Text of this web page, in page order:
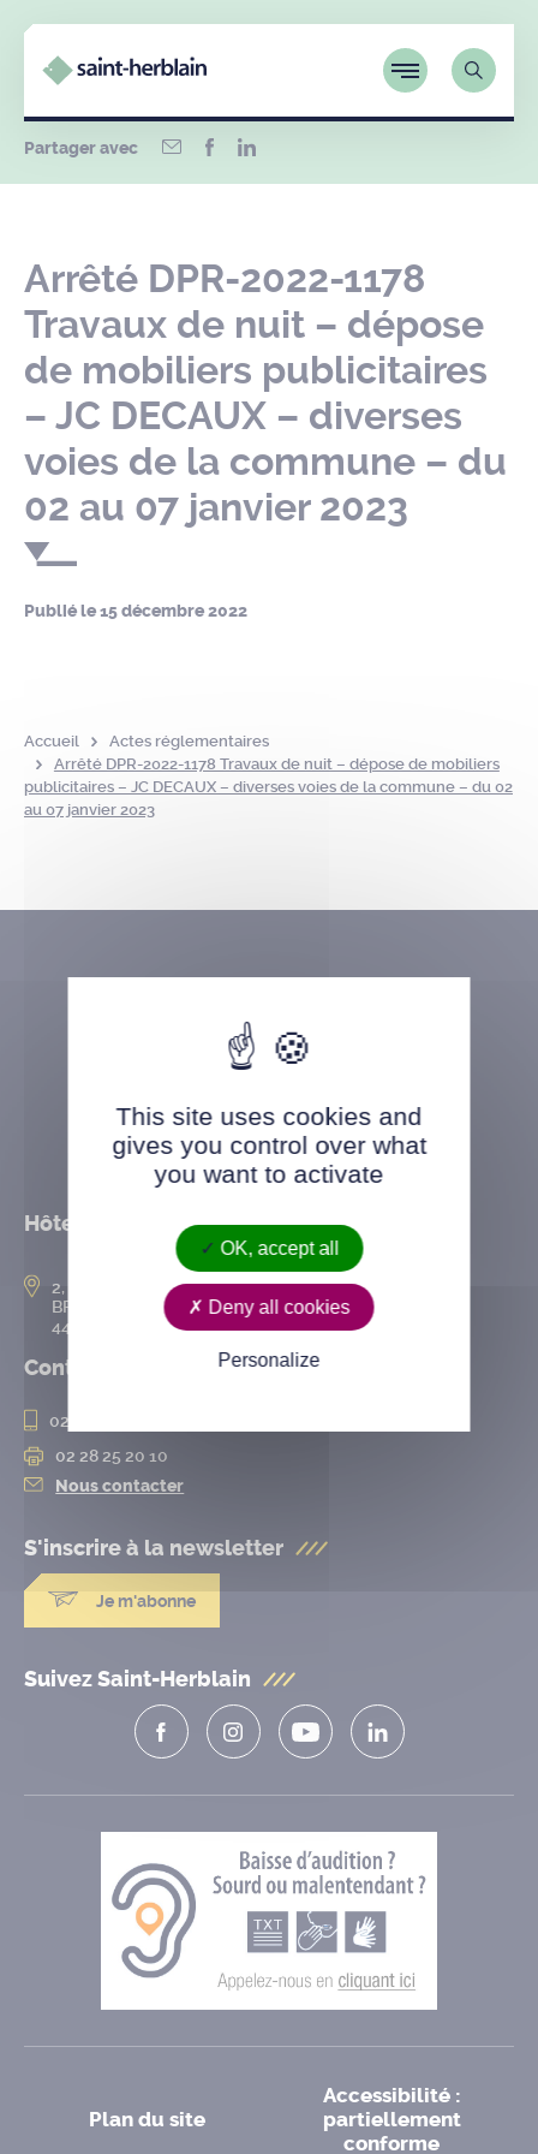
Partager avec
Arrêté DPR-2022-1178
Travaux de nuit – dépose
de mobiliers publicitaires
– JC DECAUX – diverses
voies de la commune – du
02 au 07 janvier 2023
Publié le15 décembre 2022
Accueil
Actes réglementaires
Arrêté DPR-2022-1178 Travaux de nuit – dépose de mobiliers
publicitaires – JC DECAUX – diverses voies de la commune – du 02
au 07 janvier 2023
Hôtel de ville
2, rue de l’Hôtel-de-Ville
BP 50167
44802 Saint-Herblain cedex
Contact
02 28 25 20 00
02 28 25 20 10
Nous contacter
S'inscrire à la newsletter
Je m'abonne
Suivez Saint-Herblain
Plan du site
Accessibilité :
partiellement
conforme
This site uses cookies and
gives you control over what
you want to activate
OK, accept all
Deny all cookies
Personalize